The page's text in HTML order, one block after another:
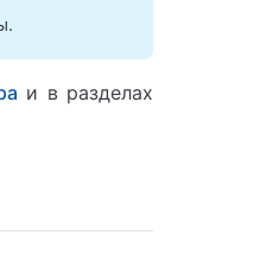
и в разделах